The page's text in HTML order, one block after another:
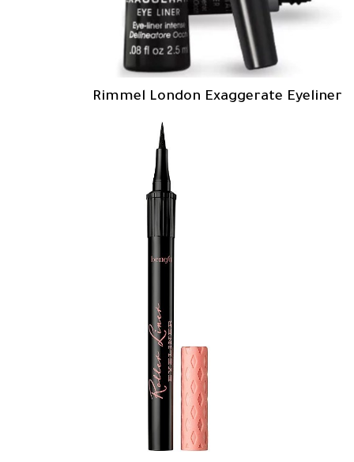
Rimmel London Exaggerate Eyeliner